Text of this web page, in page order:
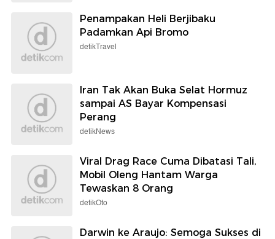
Penampakan Heli Berjibaku
Padamkan Api Bromo
detikTravel
Iran Tak Akan Buka Selat Hormuz
sampai AS Bayar Kompensasi
Perang
detikNews
Viral Drag Race Cuma Dibatasi Tali,
Mobil Oleng Hantam Warga
Tewaskan 8 Orang
detikOto
Darwin ke Araujo: Semoga Sukses di